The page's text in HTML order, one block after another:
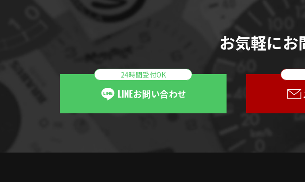
お気軽にお
24時間受付OK
LINEお問い合わせ